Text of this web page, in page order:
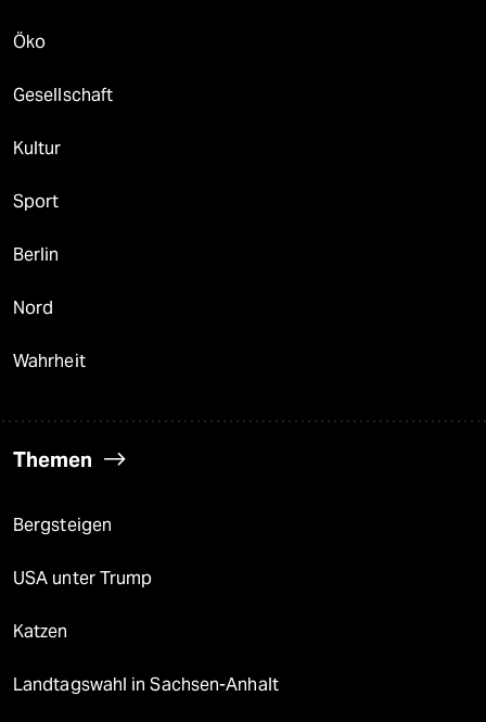
Öko
Gesellschaft
Kultur
Sport
Berlin
Nord
Wahrheit
Themen
Bergsteigen
USA unter Trump
Katzen
Landtagswahl in Sachsen-Anhalt